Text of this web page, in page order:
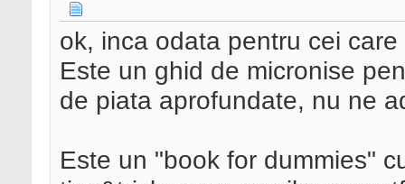
ok, inca odata pentru cei
Este un ghid de micronise
de piata aprofundate, nu ne
Este un "book for dummies"